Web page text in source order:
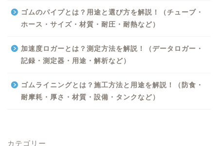
ゴムのパイプとは？用途と選び方を解説！（チューブ・
ホース・サイズ・材質・耐圧・耐熱など）
加速度ロガーとは？測定方法を解説！（データロガー・
記録・測定器・用途・解析など）
ゴムライニングとは？施工方法と用途を解説！（防食・
耐摩耗・厚さ・材質・設備・タンクなど）
カテゴリー
WORD